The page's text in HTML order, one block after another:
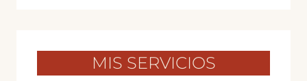
MIS SERVICIOS